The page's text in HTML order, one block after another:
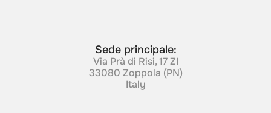
Sede principale:
Via Prà di Risi, 17 ZI
33080 Zoppola (PN)
Italy